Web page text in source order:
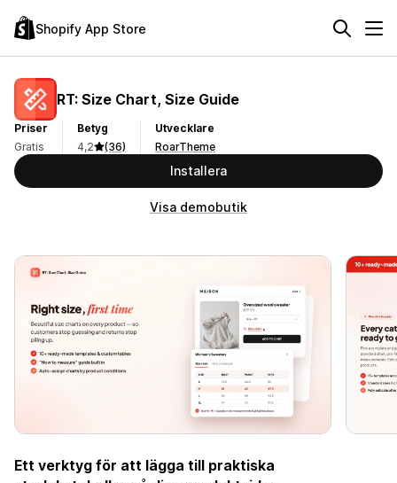
Shopify App Store
RT: Size Chart, Size Guide
Priser
Gratis
Betyg
4,2
(36)
Utvecklare
RoarTheme
Installera
Visa demobutik
Ett verktyg för att lägga till praktiska